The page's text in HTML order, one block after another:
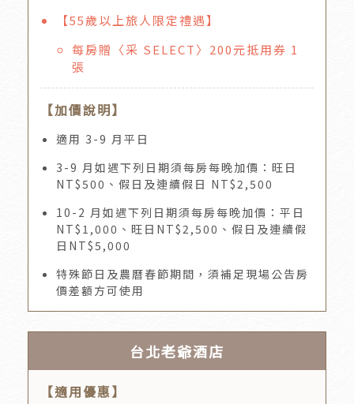
【55歲以上旅人限定禮遇】
每房贈〈采 SELECT〉200元抵用券 1
張
【加價說明】
適用 3-9 月平日
3-9 月如遇下列日期須每房每晚加價：旺日
NT$500、假日及連續假日 NT$2,500
10-2 月如遇下列日期須每房每晚加價：平日
NT$1,000、旺日NT$2,500、假日及連續假
日NT$5,000
特殊節日及農曆春節期間，須補足現場公告房
價差額方可使用
台北老爺酒店
【適用優惠】